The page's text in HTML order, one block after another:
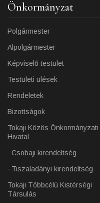
Önkormányzat
Polgármester
Alpolgármester
Képviselő testület
Testületi ülések
Rendeletek
Bizottságok
Tokaji Közös Önkormányzati
Hivatal
Csobaji kirendeltség
Tiszaladányi kirendeltség
Tokaji Többcélú Kistérségi
Társulás